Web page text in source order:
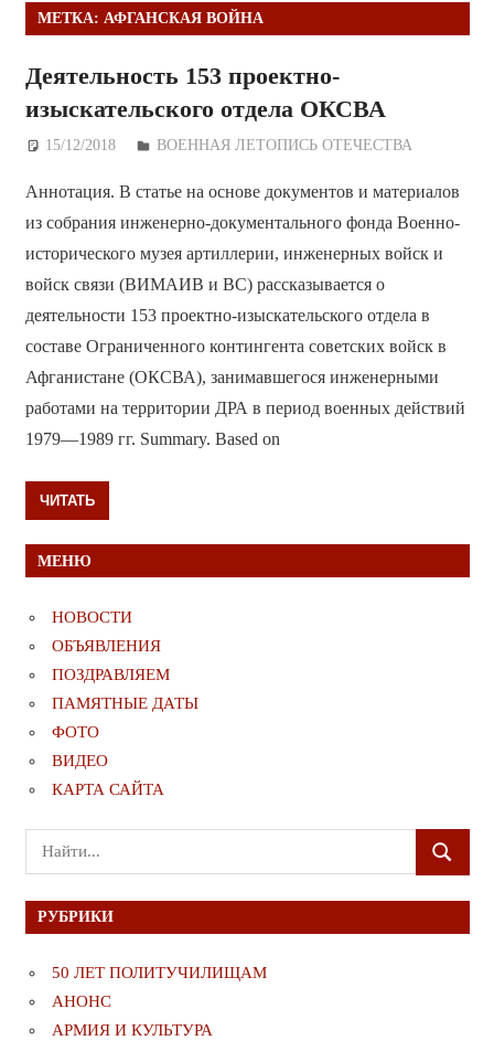
МЕТКА: АФГАНСКАЯ ВОЙНА
Деятельность 153 проектно-
изыскательского отдела ОКСВА
15/12/2018 Дежурный по Редакции
ВОЕННАЯ ЛЕТОПИСЬ ОТЕЧЕСТВА
Аннотация. В статье на основе документов и материалов
из собрания инженерно-документального фонда Военно-
исторического музея артиллерии, инженерных войск и
войск связи (ВИМАИВ и ВС) рассказывается о
деятельности 153 проектно-изыскательского отдела в
составе Ограниченного контингента советских войск в
Афганистане (ОКСВА), занимавшегося инженерными
работами на территории ДРА в период военных действий
1979—1989 гг. Summary. Based on
ЧИТАТЬ
МЕНЮ
НОВОСТИ
ОБЪЯВЛЕНИЯ
ПОЗДРАВЛЯЕМ
ПАМЯТНЫЕ ДАТЫ
ФОТО
ВИДЕО
КАРТА САЙТА
Поиск
для:
ПОИСК
РУБРИКИ
50 ЛЕТ ПОЛИТУЧИЛИЩАМ
АНОНС
АРМИЯ И КУЛЬТУРА